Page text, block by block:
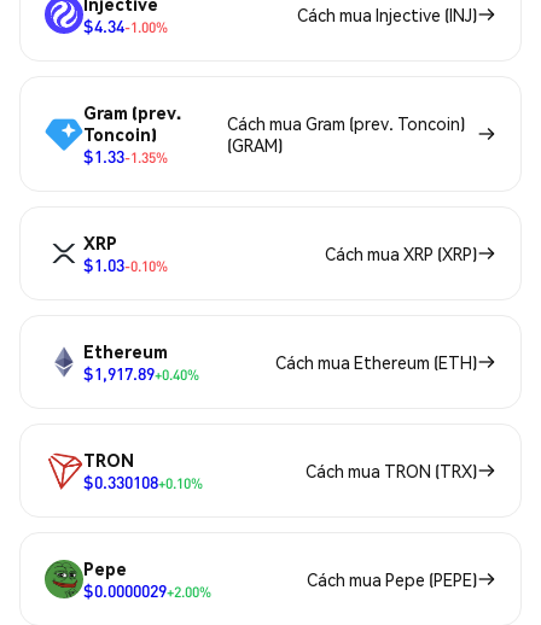
$4.34-1.00%
Cách mua Injective (INJ)
Gram (prev.
Toncoin)
$1.33-1.35%
Cách mua Gram (prev. Toncoin)
(GRAM)
XRP
$1.03-0.10%
Cách mua XRP (XRP)
Ethereum
$1,917.89+0.40%
Cách mua Ethereum (ETH)
TRON
$0.330108+0.10%
Cách mua TRON (TRX)
Pepe
$0.0000029+2.00%
Cách mua Pepe (PEPE)